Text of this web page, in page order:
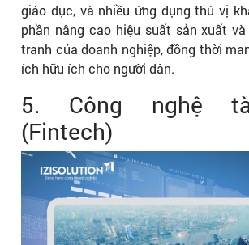
giáo dục, và nhiều ứng dụng thú vị
phần nâng cao hiệu suất sản xuất
tranh của doanh nghiệp, đồng thời
ích hữu ích cho người dân.
5. Công nghệ
(Fintech)